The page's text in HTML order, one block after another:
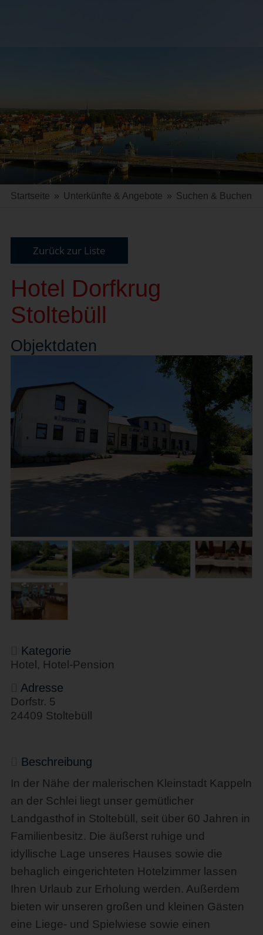
Startseite » Unterkünfte & Angebote » Suchen & Buchen
Zurück zur Liste
Hotel Dorfkrug
Stoltebüll
Objektdaten
Kategorie
Hotel, Hotel-Pension
Adresse
Dorfstr. 5
24409 Stoltebüll
Beschreibung
In der Nähe der malerischen Kleinstadt Kappeln
an der Schlei liegt unser gemütlicher
Landgasthof in Stoltebüll, seit über 60 Jahren in
Familienbesitz. Die äußerst ruhige und
idyllische Lage unseres Hauses sowie die
behaglich eingerichteten Hotelzimmer lassen
Ihren Urlaub zur Erholung werden. Außerdem
bieten wir unseren großen und kleinen Gästen
eine Liege- und Spielwiese sowie einen